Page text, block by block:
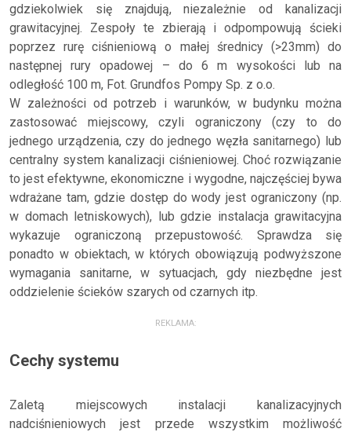
gdziekolwiek się znajdują, niezależnie od kanalizacji
grawitacyjnej. Zespoły te zbierają i odpompowują ścieki
poprzez rurę ciśnieniową o małej średnicy (>23mm) do
następnej rury opadowej – do 6 m wysokości lub na
odległość 100 m, Fot. Grundfos Pompy Sp. z o.o.
W zależności od potrzeb i warunków, w budynku można
zastosować miejscowy, czyli ograniczony (czy to do
jednego urządzenia, czy do jednego węzła sanitarnego) lub
centralny system kanalizacji ciśnieniowej. Choć rozwiązanie
to jest efektywne, ekonomiczne i wygodne, najczęściej bywa
wdrażane tam, gdzie dostęp do wody jest ograniczony (np.
w domach letniskowych), lub gdzie instalacja grawitacyjna
wykazuje ograniczoną przepustowość. Sprawdza się
ponadto w obiektach, w których obowiązują podwyższone
wymagania sanitarne, w sytuacjach, gdy niezbędne jest
oddzielenie ścieków szarych od czarnych itp.
REKLAMA:
Cechy systemu
Zaletą miejscowych instalacji kanalizacyjnych
nadciśnieniowych jest przede wszystkim możliwość